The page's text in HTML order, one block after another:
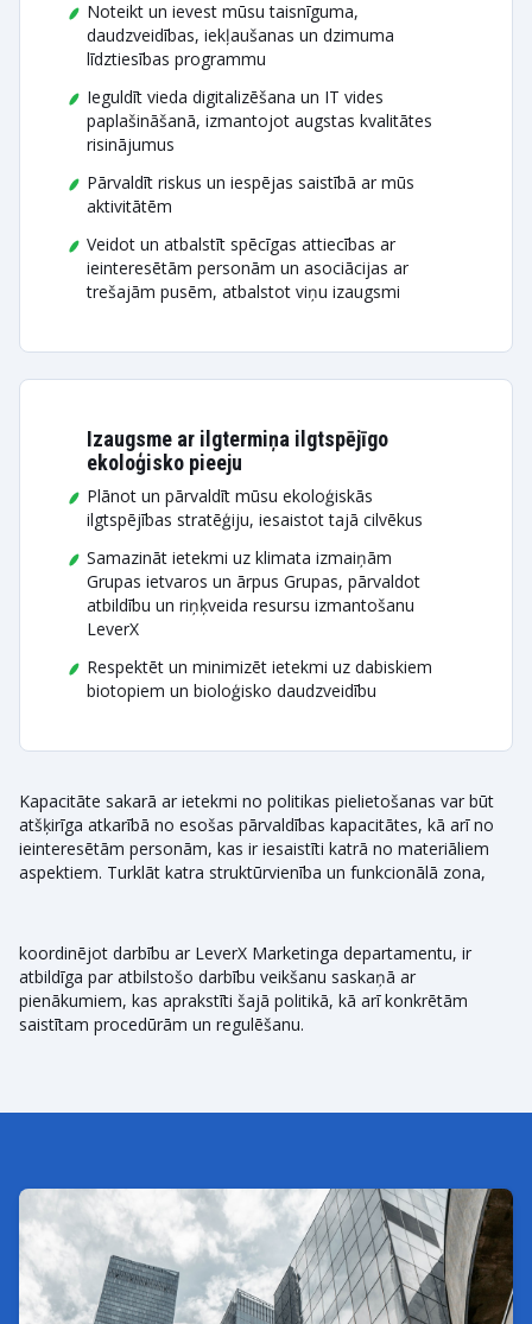
Noteikt un ievest mūsu taisnīguma,
daudzveidības, iekļaušanas un dzimuma
līdztiesības programmu
Ieguldīt vieda digitalizēšana un IT vides
paplašināšanā, izmantojot augstas kvalitātes
risinājumus
Pārvaldīt riskus un iespējas saistībā ar mūs
aktivitātēm
Veidot un atbalstīt spēcīgas attiecības ar
ieinteresētām personām un asociācijas ar
trešajām pusēm, atbalstot viņu izaugsmi
Izaugsme ar ilgtermiņa ilgtspējīgo
ekoloģisko pieeju
Plānot un pārvaldīt mūsu ekoloģiskās
ilgtspējības stratēģiju, iesaistot tajā cilvēkus
Samazināt ietekmi uz klimata izmaiņām
Grupas ietvaros un ārpus Grupas, pārvaldot
atbildību un riņķveida resursu izmantošanu
LeverX
Respektēt un minimizēt ietekmi uz dabiskiem
biotopiem un bioloģisko daudzveidību
Kapacitāte sakarā ar ietekmi no politikas pielietošanas var būt
atšķirīga atkarībā no esošas pārvaldības kapacitātes, kā arī no
ieinteresētām personām, kas ir iesaistīti katrā no materiāliem
aspektiem. Turklāt katra struktūrvienība un funkcionālā zona,
koordinējot darbību ar LeverX Marketinga departamentu, ir
atbildīga par atbilstošo darbību veikšanu saskaņā ar
pienākumiem, kas aprakstīti šajā politikā, kā arī konkrētām
saistītam procedūrām un regulēšanu.